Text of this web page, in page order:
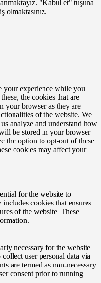
"Kabul et" tuşuna
olmaktasınız.
your experience while you
the cookies that are
your browser as they are
of the website. We
analyze and understand how
be stored in your browser
the option to opt-out of these
cookies may affect your
for the website to
cookies that ensures
of the website. These
necessary for the website
user personal data via
are termed as non-necessary
consent prior to running